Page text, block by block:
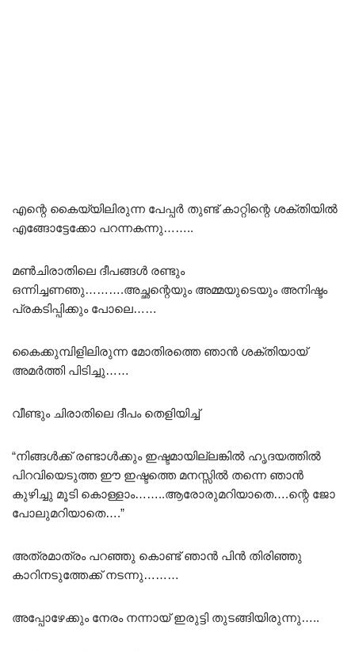
എന്റെ കൈയ്യിലിരുന്ന പേപ്പർ തുണ്ട് കാറ്റിന്റെ ശക്തിയിൽ
എങ്ങോട്ടേക്കോ പറന്നകന്നു……..
മൺചിരാതിലെ ദീപങ്ങൾ രണ്ടും
ഒന്നിച്ചണഞു……….അച്ഛന്റെയും അമ്മയുടെയും അനിഷ്ടം
പ്രകടിപ്പിക്കും പോലെ……
കൈക്കുമ്പിളിലിരുന്ന മോതിരത്തെ ഞാൻ ശക്തിയായ്
അമർത്തി പിടിച്ചു……
വീണ്ടും ചിരാതിലെ ദീപം തെളിയിച്ച്
“നിങ്ങൾക്ക് രണ്ടാൾക്കും ഇഷ്ടമായില്ലങ്കിൽ ഹൃദയത്തിൽ
പിറവിയെടുത്ത ഈ ഇഷ്ടത്തെ മനസ്സിൽ തന്നെ ഞാൻ
കുഴിച്ചു മൂടി കൊള്ളാം……..ആരോരുമറിയാതെ….ന്റെ ജോ
പോലുമറിയാതെ….”
അത്രമാത്രം പറഞ്ഞു കൊണ്ട് ഞാൻ പിൻ തിരിഞ്ഞു
കാറിനടുത്തേക്ക് നടന്നു………
അപ്പോഴേക്കും നേരം നന്നായ് ഇരുട്ടി തുടങ്ങിയിരുന്നു…..